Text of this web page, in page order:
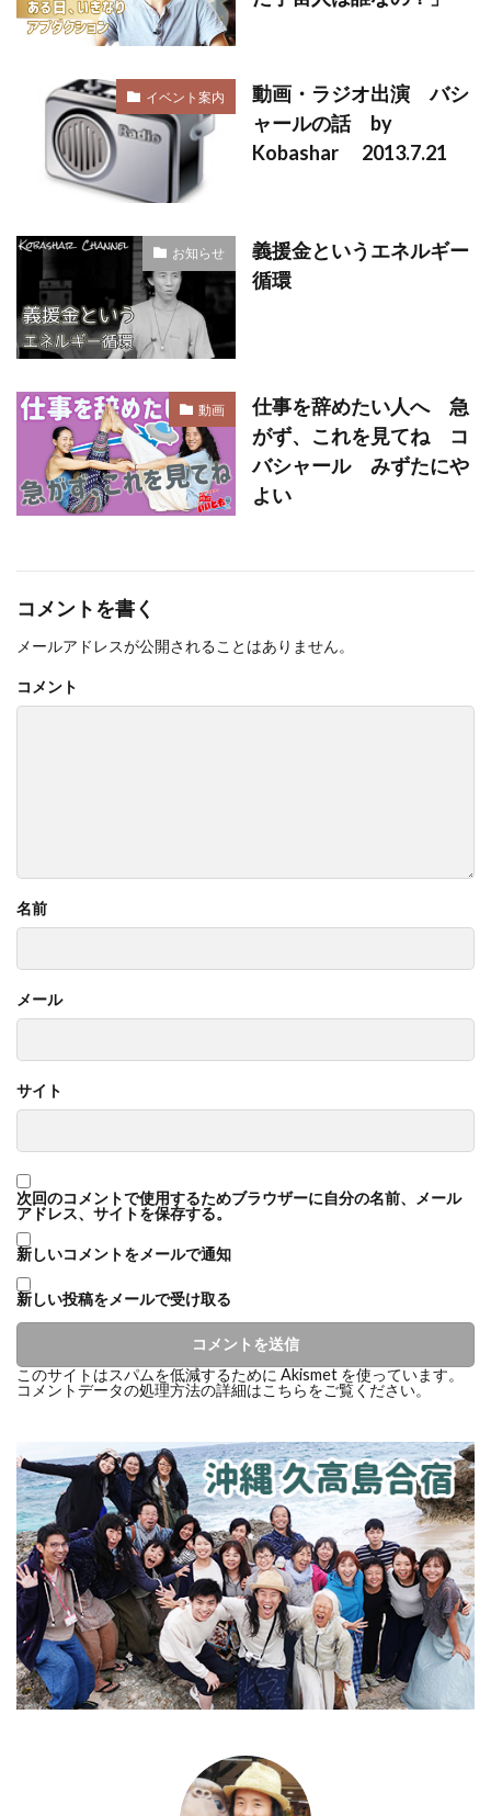
イベント案内
動画・ラジオ出演 バシ
ャールの話 by
Kobashar 2013.7.21
お知らせ
義援金というエネルギー
循環
動画
仕事を辞めたい人へ 急
がず、これを見てね コ
バシャール みずたにや
よい
コメントを書く
メールアドレスが公開されることはありません。
コメント
名前
メール
サイト
次回のコメントで使用するためブラウザーに自分の名前、メール
アドレス、サイトを保存する。
新しいコメントをメールで通知
新しい投稿をメールで受け取る
このサイトはスパムを低減するために Akismet を使っています。
コメントデータの処理方法の詳細はこちらをご覧ください。